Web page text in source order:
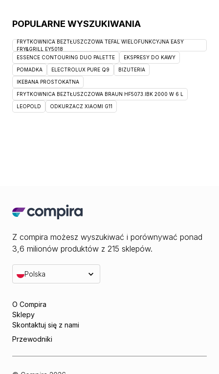
POPULARNE WYSZUKIWANIA
FRYTKOWNICA BEZTŁUSZCZOWA TEFAL WIELOFUNKCYJNA EASY
FRY&GRILL EY5018
ESSENCE CONTOURING DUO PALETTE
EKSPRESY DO KAWY
POMADKA ELECTROLUX PURE Q9 BIZUTERIA
IKEBANA PROSTOKATNA
FRYTKOWNICA BEZTŁUSZCZOWA BRAUN HF5073.IBK 2000 W 6 L
LEOPOLD ODKURZACZ XIAOMI G11
Z compira możesz wyszukiwać i porównywać ponad
3,6 milionów produktów z 215 sklepów.
Polska
O Compira
Sklepy
Skontaktuj się z nami
Przewodniki